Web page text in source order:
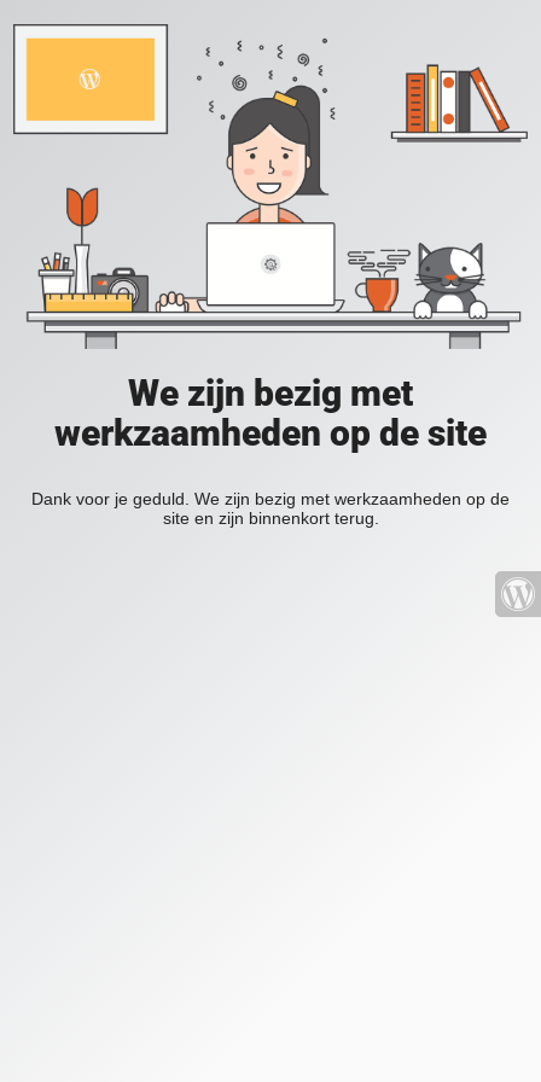
We zijn bezig met
werkzaamheden op de site
Dank voor je geduld. We zijn bezig met werkzaamheden op de
site en zijn binnenkort terug.